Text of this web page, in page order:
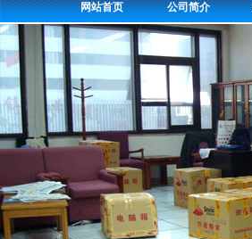
网站首页 公司简介